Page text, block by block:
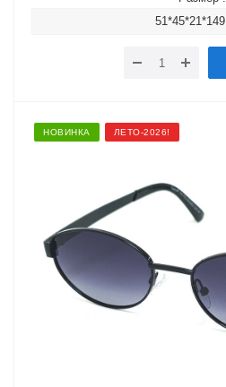
51*45*21*149
НОВИНКА ЛЕТО-2026!